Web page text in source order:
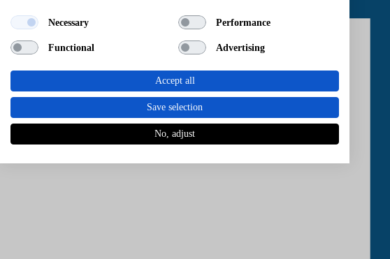
Necessary Performance
Functional Advertising
Accept all
Save selection
No, adjust